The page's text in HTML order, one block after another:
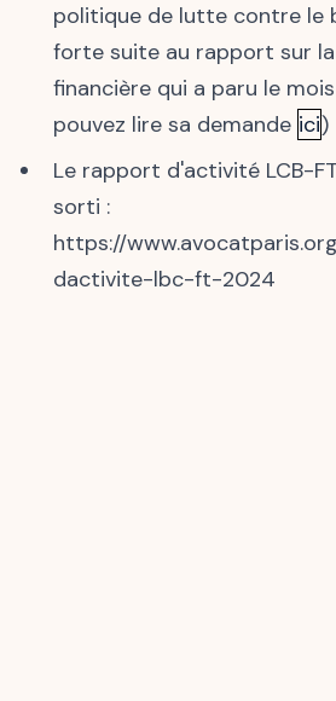
politique de lutte contre le
forte suite au rapport sur
financière qui a paru le
pouvez lire sa demande ici)
Le rapport d'activité LCB-
sorti :
https://
dactivite-lbc-ft-2024